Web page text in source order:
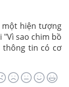
một hiện tượng
sao chim bồ
thông tin có cơ